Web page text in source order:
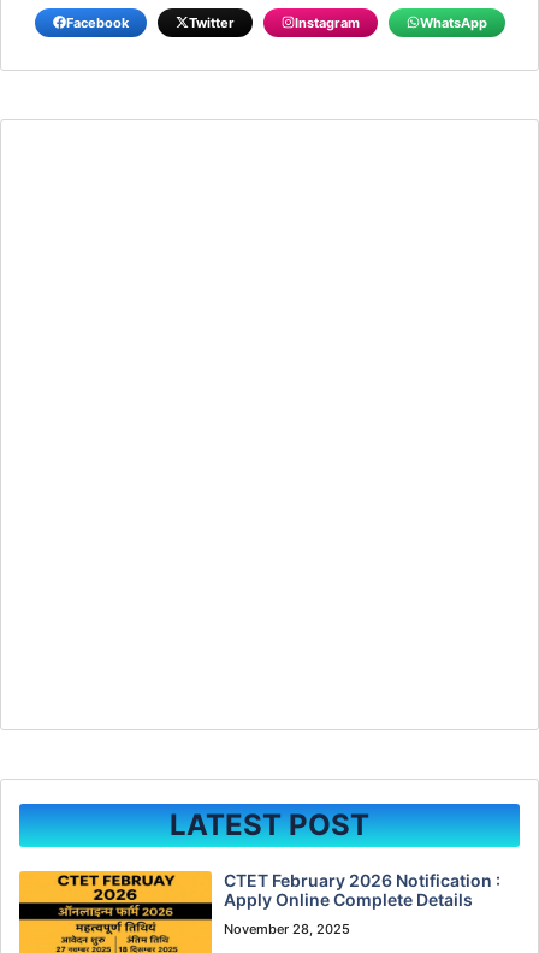
Facebook Twitter Instagram WhatsApp
LATEST POST
CTET February 2026 Notification :
Apply Online Complete Details
November 28, 2025